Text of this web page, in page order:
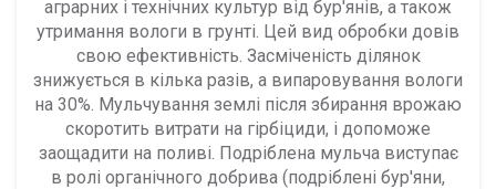
аграрних і технічних культур від бур'янів, а також
утримання вологи в грунті. Цей вид обробки довів
свою ефективність. Засміченість ділянок
знижується в кілька разів, а випаровування вологи
на 30%. Мульчування землі після збирання врожаю
скоротить витрати на гірбіциди, і допоможе
заощадити на поливі. Подріблена мульча виступає
в ролі органічного добрива (подріблені бур'яни,